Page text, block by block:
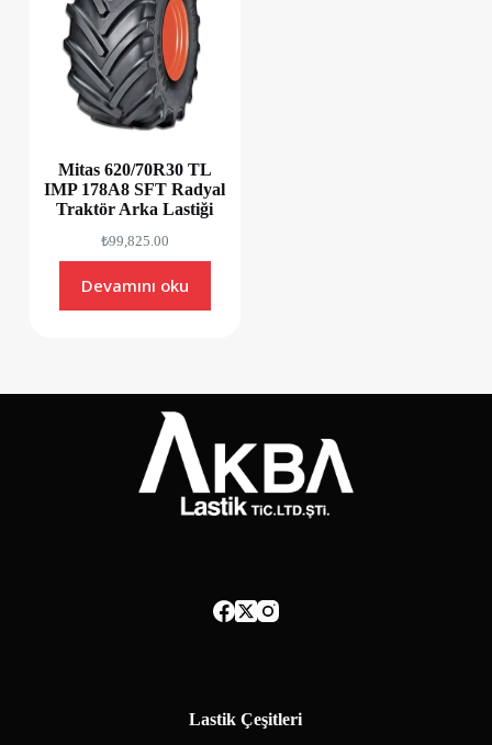
Mitas 620/70R30 TL
IMP 178A8 SFT Radyal
Traktör Arka Lastiği
₺99,825.00
Devamını oku
Lastik Çeşitleri